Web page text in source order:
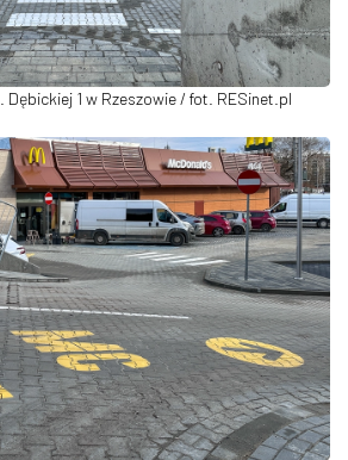
Dębickiej 1 w Rzeszowie / fot. RESinet.pl